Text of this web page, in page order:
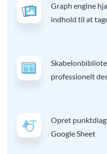
Graph engine
indhold til at
professionelt
Opret
Google Sheet